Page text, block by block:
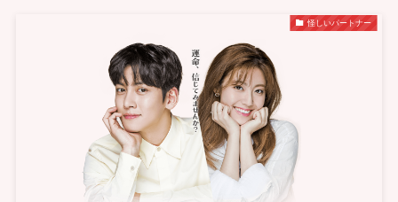
怪しいパートナー